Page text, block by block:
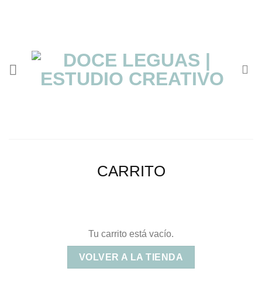
CARRITO
Tu carrito está vacío.
VOLVER A LA TIENDA